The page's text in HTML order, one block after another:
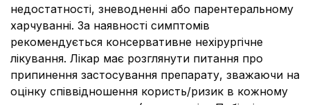
недостатності, зневодненні або парентеральному
харчуванні. За наявності симптомів
рекомендується консервативне нехірургічне
лікування. Лікар має розглянути питання про
припинення застосування препарату, зважаючи на
оцінку співвідношення користь/ризик в кожному